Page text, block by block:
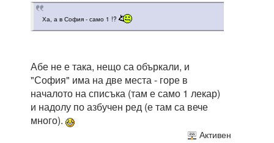
Ха, а в София - само 1 !?
Абе не е така, нещо са объркали, и
"София" има на две места - горе в
началото на списъка (там е само 1 лекар)
и надолу по азбучен ред (е там са вече
много).
Активен